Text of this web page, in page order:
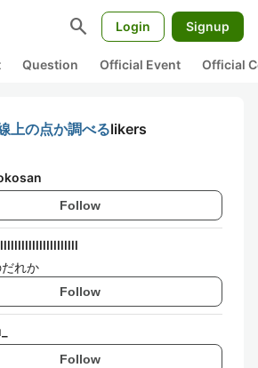
search Login Signup
Question Official Event Official
上の点か調べるlikers
Follow
れか
Follow
Follow